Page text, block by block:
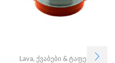
Lava, ქვაბები & ტაფები